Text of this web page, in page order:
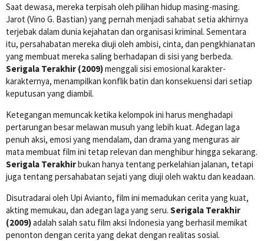
Saat dewasa, mereka terpisah oleh pilihan hidup masing-masing.
Jarot (Vino G. Bastian) yang pernah menjadi sahabat setia akhirnya
terjebak dalam dunia kejahatan dan organisasi kriminal. Sementara
itu, persahabatan mereka diuji oleh ambisi, cinta, dan pengkhianatan
yang membuat mereka saling berhadapan di sisi yang berbeda.
Serigala Terakhir (2009)menggali sisi emosional karakter-
karakternya, menampilkan konflik batin dan konsekuensi dari setiap
keputusan yang diambil.
Ketegangan memuncak ketika kelompok ini harus menghadapi
pertarungan besar melawan musuh yang lebih kuat. Adegan laga
penuh aksi, emosi yang mendalam, dan drama yang menguras air
mata membuat film ini tetap relevan dan menghibur hingga sekarang.
Serigala Terakhirbukan hanya tentang perkelahian jalanan, tetapi
juga tentang persahabatan sejati yang diuji oleh waktu dan keadaan.
Disutradarai oleh Upi Avianto, film ini memadukan cerita yang kuat,
akting memukau, dan adegan laga yang seru. Serigala Terakhir
(2009)adalah salah satu film aksi Indonesia yang berhasil memikat
penonton dengan cerita yang dekat dengan realitas sosial.